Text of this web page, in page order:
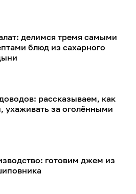
делимся тремя самыми
блюд из сахарного
рассказываем, как
ухаживать за оголёнными
готовим джем из